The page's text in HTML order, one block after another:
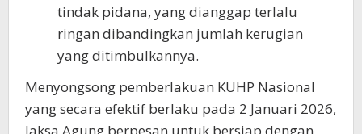
tindak pidana, yang dianggap terlalu
ringan dibandingkan jumlah kerugian
yang ditimbulkannya.
Menyongsong pemberlakuan KUHP Nasional
yang secara efektif berlaku pada 2 Januari 2026,
Jaksa Agung berpesan untuk bersiap dengan